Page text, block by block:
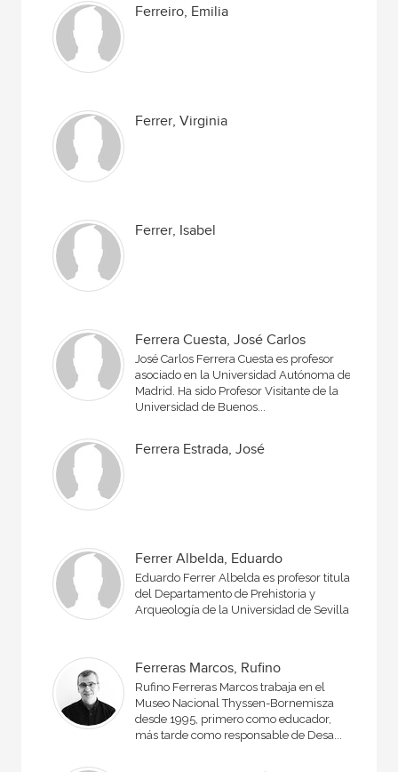
Ferreiro, Emilia
Ferrer, Virginia
Ferrer, Isabel
Ferrera Cuesta, José Carlos
José Carlos Ferrera Cuesta es profesor
asociado en la Universidad Autónoma de
Madrid. Ha sido Profesor Visitante de la
Universidad de Buenos...
Ferrera Estrada, José
Ferrer Albelda, Eduardo
Eduardo Ferrer Albelda es profesor titular
del Departamento de Prehistoria y
Arqueología de la Universidad de Sevilla.
Ferreras Marcos, Rufino
Rufino Ferreras Marcos trabaja en el
Museo Nacional Thyssen-Bornemisza
desde 1995, primero como educador,
más tarde como responsable de Desa...